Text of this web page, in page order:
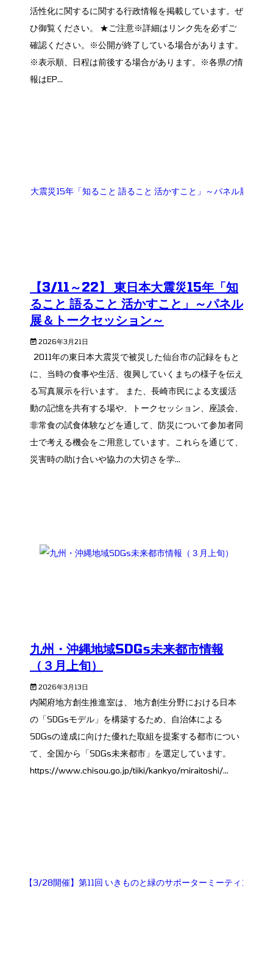
活性化に関するに関する行政情報を掲載しています。ぜ
ひ御覧ください。 ★ご注意※詳細はリンク先を必ずご
確認ください。※公開が終了している場合があります。
※表示順、日程は前後する場合があります。※各県の情
報はEP...
【3/11～22】 東日本大震災15年「知
ること 語ること 活かすこと」～パネル
展＆トークセッション～
2026年3月21日
2011年の東日本大震災で被災した仙台市の記録をもと
に、当時の食事や生活、復興していくまちの様子を伝え
る写真展示を行います。 また、長崎市民による支援活
動の記憶を共有する場や、トークセッション、座談会、
非常食の試食体験などを通して、防災について参加者同
士で考える機会をご用意しています。これらを通じて、
災害時の助け合いや協力の大切さを学...
九州・沖縄地域SDGs未来都市情報
（３月上旬）
2026年3月13日
内閣府地方創生推進室は、 地方創生分野における日本
の「SDGsモデル」を構築するため、自治体による
SDGsの達成に向けた優れた取組を提案する都市につい
て、全国から「SDGs未来都市」を選定しています。
https://www.chisou.go.jp/tiiki/kankyo/miraitoshi/...